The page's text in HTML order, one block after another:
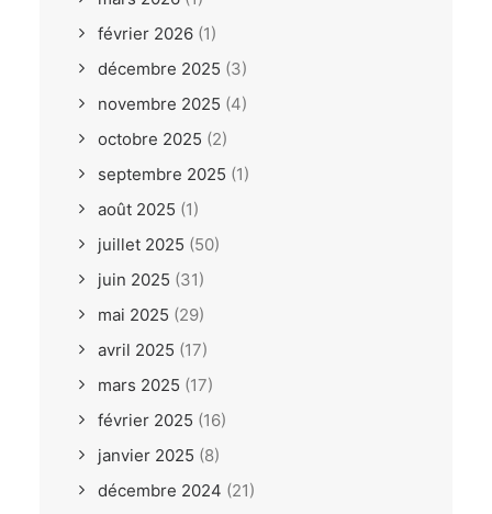
février 2026 (1)
décembre 2025 (3)
novembre 2025 (4)
octobre 2025 (2)
septembre 2025 (1)
août 2025 (1)
juillet 2025 (50)
juin 2025 (31)
mai 2025 (29)
avril 2025 (17)
mars 2025 (17)
février 2025 (16)
janvier 2025 (8)
décembre 2024 (21)